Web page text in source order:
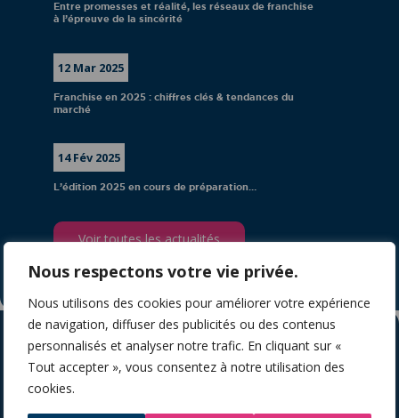
Nous respectons votre vie privée.
Nous utilisons des cookies pour améliorer votre expérience
de navigation, diffuser des publicités ou des contenus
personnalisés et analyser notre trafic. En cliquant sur «
Tout accepter », vous consentez à notre utilisation des
cookies.
Entre promesses et réalité, les réseaux de franchise
à l’épreuve de la sincérité
12 Mar 2025
Franchise en 2025 : chiffres clés & tendances du
marché
14 Fév 2025
L’édition 2025 en cours de préparation…
Voir toutes les actualités